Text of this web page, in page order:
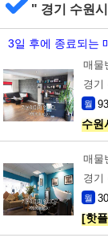
" 경기 수원
3일 후에 종료되는
매물
경기
월 93
매물
경기
월
[핫